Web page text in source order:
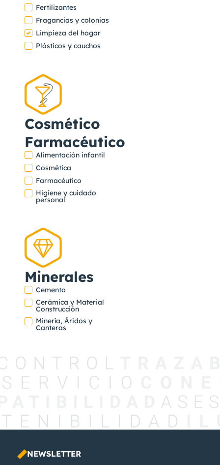
Fertilizantes
Fragancias y colonias
Limpieza del hogar
Plásticos y cauchos
Cosmético
Farmacéutico
Alimentación infantil
Cosmética
Farmacéutico
Higiene y cuidado
personal
Minerales
Cemento
Cerámica y Material
Construcción
Minería, Áridos y
Canteras
NEWSLETTER